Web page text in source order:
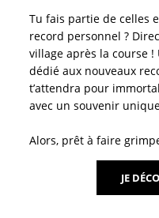
Tu fais partie de celles
record personnel ?
village après la course
dédié aux nouveaux
t’attendra pour
avec un souvenir
Alors, prêt à faire
JE